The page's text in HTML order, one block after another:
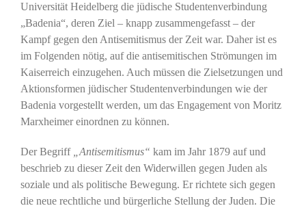
Universität Heidelberg die jüdische Studentenverbindung
„Badenia“, deren Ziel – knapp zusammengefasst – der
Kampf gegen den Antisemitismus der Zeit war. Daher ist es
im Folgenden nötig, auf die antisemitischen Strömungen im
Kaiserreich einzugehen. Auch müssen die Zielsetzungen und
Aktionsformen jüdischer Studentenverbindungen wie der
Badenia vorgestellt werden, um das Engagement von Moritz
Marxheimer einordnen zu können.
Der Begriff „Antisemitismus“ kam im Jahr 1879 auf und
beschrieb zu dieser Zeit den Widerwillen gegen Juden als
soziale und als politische Bewegung. Er richtete sich gegen
die neue rechtliche und bürgerliche Stellung der Juden. Die